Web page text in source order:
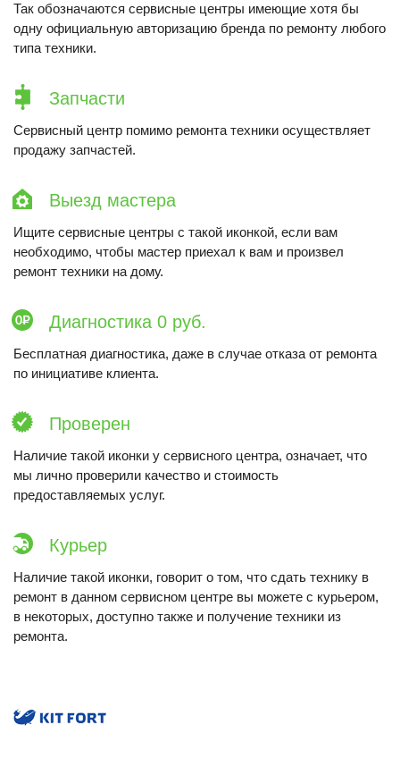
Так обозначаются сервисные центры имеющие хотя бы
одну официальную авторизацию бренда по ремонту любого
типа техники.
Запчасти
Сервисный центр помимо ремонта техники осуществляет
продажу запчастей.
Выезд мастера
Ищите сервисные центры с такой иконкой, если вам
необходимо, чтобы мастер приехал к вам и произвел
ремонт техники на дому.
Диагностика 0 руб.
Бесплатная диагностика, даже в случае отказа от ремонта
по инициативе клиента.
Проверен
Наличие такой иконки у сервисного центра, означает, что
мы лично проверили качество и стоимость
предоставляемых услуг.
Курьер
Наличие такой иконки, говорит о том, что сдать технику в
ремонт в данном сервисном центре вы можете с курьером,
в некоторых, доступно также и получение техники из
ремонта.